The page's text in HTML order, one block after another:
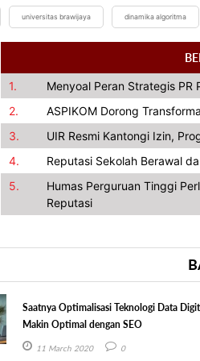
universitas brawijaya dinamika algoritma
1.
Menyoal Peran Strategis PR
2.
ASPIKOM Dorong
3.
UIR Resmi Kantongi Izin,
4.
Reputasi Sekolah Berawal
5.
Humas Perguruan Tinggi
Reputasi
Saatnya Optimalisasi Teknologi Data
Makin Optimal dengan SEO
11 March 2020 0